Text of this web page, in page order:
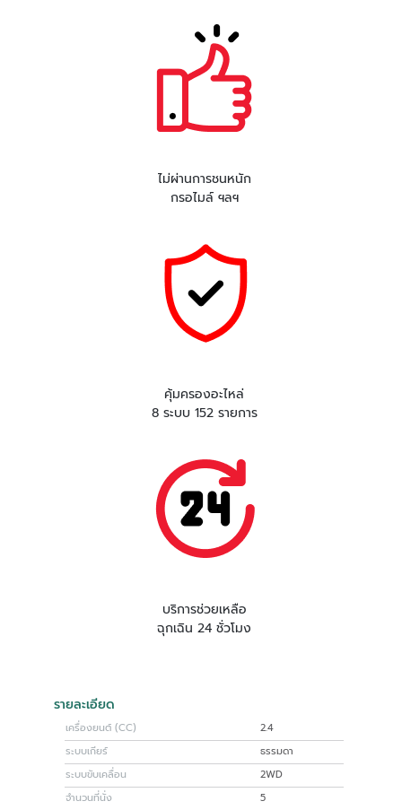
ไม่ผ่านการชนหนัก
กรอไมล์ ฯลฯ
คุ้มครองอะไหล่
8 ระบบ 152 รายการ
บริการช่วยเหลือ
ฉุกเฉิน 24 ชั่วโมง
รายละเอียด
เครื่องยนต์ (CC)
2.4
ระบบเกียร์
ธรรมดา
ระบบขับเคลื่อน
2WD
จำนวนที่นั่ง
5